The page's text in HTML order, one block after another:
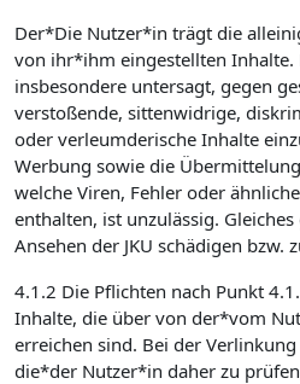
Der*Die Nutzer*in trägt die
von ihr*ihm eingestellten
insbesondere untersagt, gegen
verstoßende, sittenwidrige,
oder verleumderische Inhalte
Werbung sowie die
welche Viren, Fehler oder
enthalten, ist unzulässig.
Ansehen der JKU schädigen bzw.
4.1.2 Die Pflichten nach Punkt
Inhalte, die über von der*vom
erreichen sind. Bei der
die*der Nutzer*in daher zu